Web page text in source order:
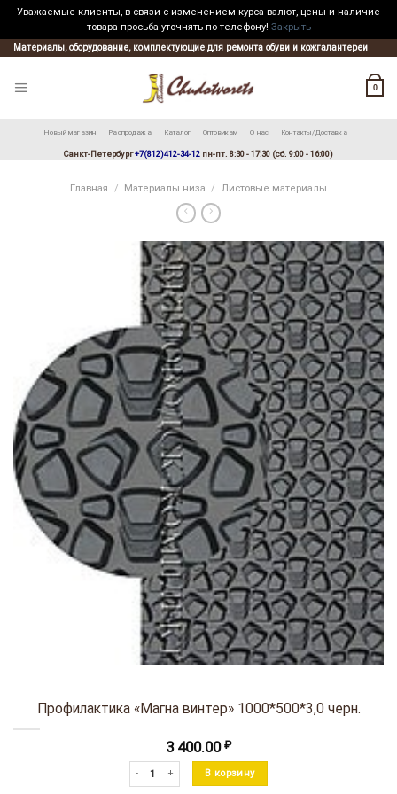
Уважаемые клиенты, в связи с изменением курса валют, цены и наличие
товара просьба уточнять по телефону! Закрыть
Skip
to
Материалы, оборудование, комплектующие для ремонта обуви и кожгалантереи
0
Новый магазин Распродажа Каталог Оптовикам О нас Контакты/Доставка
Санкт-Петербург+7(812)412-34-12 пн-пт. 8:30 - 17:30 (сб. 9:00 - 16:00)
Главная / Материалы низа / Листовые материалы
Профилактика «Магна винтер» 1000*500*3,0 черн.
3 400.00 ₽
Количество товара Профилактика "Магна винтер"
В корзину